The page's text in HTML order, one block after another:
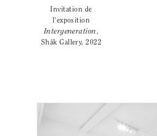
Invitation de
l'exposition
Intergeneration ,
Shåk Gallery, 2022